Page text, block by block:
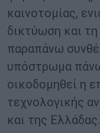
καινοτομίας,
δικτύωση και
παραπάνω
υπόστρωμα
οικοδομηθεί η
τεχνολογικής
και της Ελλάδας.